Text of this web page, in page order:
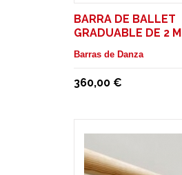
BARRA DE BALLET
GRADUABLE DE 2 M
MODELO ISA
Barras de Danza
360,00 €